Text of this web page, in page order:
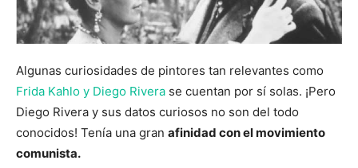
Algunas curiosidades de pintores tan relevantes como
Frida Kahlo y Diego Rivera se cuentan por sí solas. ¡Pero
Diego Rivera y sus datos curiosos no son del todo
conocidos! Tenía una gran afinidad con el movimiento
comunista.